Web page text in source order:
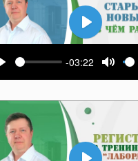
Воспроизвести
-03:22